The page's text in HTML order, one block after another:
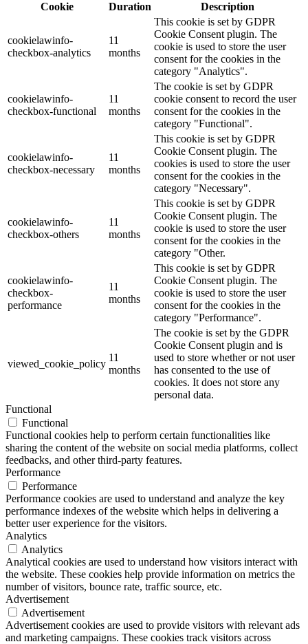
Cookie
Duration Description
cookielawinfo-
checkbox-analytics
11
months
This cookie is set by GDPR
Cookie Consent plugin. The
cookie is used to store the user
consent for the cookies in the
category "Analytics".
cookielawinfo-
checkbox-functional
11
months
The cookie is set by GDPR
cookie consent to record the user
consent for the cookies in the
category "Functional".
cookielawinfo-
checkbox-necessary
11
months
This cookie is set by GDPR
Cookie Consent plugin. The
cookies is used to store the user
consent for the cookies in the
category "Necessary".
cookielawinfo-
checkbox-others
11
months
This cookie is set by GDPR
Cookie Consent plugin. The
cookie is used to store the user
consent for the cookies in the
category "Other.
cookielawinfo-
checkbox-
performance
11
months
This cookie is set by GDPR
Cookie Consent plugin. The
cookie is used to store the user
consent for the cookies in the
category "Performance".
viewed_cookie_policy
11
months
The cookie is set by the GDPR
Cookie Consent plugin and is
used to store whether or not user
has consented to the use of
cookies. It does not store any
personal data.
Functional
Functional
Functional cookies help to perform certain functionalities like
sharing the content of the website on social media platforms, collect
feedbacks, and other third-party features.
Performance
Performance
Performance cookies are used to understand and analyze the key
performance indexes of the website which helps in delivering a
better user experience for the visitors.
Analytics
Analytics
Analytical cookies are used to understand how visitors interact with
the website. These cookies help provide information on metrics the
number of visitors, bounce rate, traffic source, etc.
Advertisement
Advertisement
Advertisement cookies are used to provide visitors with relevant ads
and marketing campaigns. These cookies track visitors across